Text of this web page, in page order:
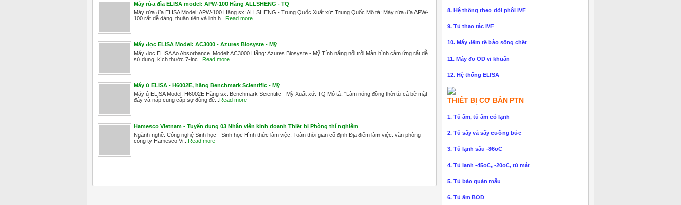
Máy rửa đĩa ELISA model: APW-100 Hãng ALLSHENG - TQ
Máy rửa đĩa ELISA Model: APW-100 Hãng sx: ALLSHENG - Trung Quốc Xuất xứ: Trung Quốc Mô tả: Máy rửa đĩa APW-
100 rất dễ dàng, thuận tiện và linh h...
Read more
Máy đọc ELISA Model: AC3000 - Azures Biosyste - Mỹ
Máy đọc ELISA Ao Absorbance Model: AC3000 Hãng: Azures Biosyste - Mỹ Tính năng nổi trội Màn hình cảm ứng rất dễ
sử dụng, kích thước 7-inc...
Read more
Máy ủ ELISA - H6002E, hãng Benchmark Scientific - Mỹ
Máy ủ ELISA Model: H6002E Hãng sx: Benchmark Scientific - Mỹ Xuất xứ: TQ Mô tả: "Làm nóng đồng thời từ cả bề mặt
đáy và nắp cung cấp sự đồng đề...
Read more
Hamesco Vietnam - Tuyển dụng 03 Nhân viên kinh doanh Thiết bị Phòng thí nghiệm
Ngành nghề: Công nghệ Sinh học - Sinh học Hình thức làm việc: Toàn thời gian cố định Địa điểm làm việc: văn phòng
công ty Hamesco Vi...
Read more
8. Hệ thống theo dõi phôi IVF
9. Tủ thao tác IVF
10. Máy đếm tế bào sống chết
11. Máy đo OD vi khuẩn
12. Hệ thống ELISA
THIẾT BỊ CƠ BẢN PTN
1. Tủ ấm, tủ ấm có lạnh
2. Tủ sấy và sấy cưỡng bức
3. Tủ lạnh sâu -86oC
4. Tủ lạnh -45oC, -20oC, tủ mát
5. Tủ bảo quản mẫu
6. Tủ ấm BOD